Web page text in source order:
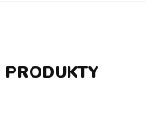
PRODUKTY